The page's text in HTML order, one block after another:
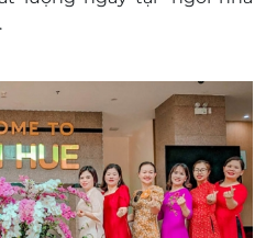
trạng phòng trống trước
E-Coupon cho 04
được mua nhiều E-
không có giá trị quy
không trả lại tiền thừa